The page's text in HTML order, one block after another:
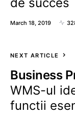
March 18, 2019
NEXT ARTICLE
Business
WMS-ul
functii